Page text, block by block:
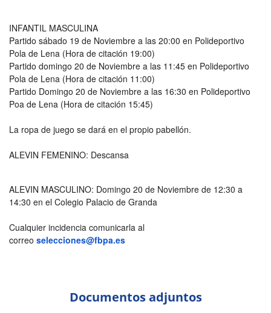
INFANTIL MASCULINA
Partido sábado 19 de Noviembre a las 20:00 en Polideportivo
Pola de Lena (Hora de citación 19:00)
Partido domingo 20 de Noviembre a las 11:45 en Polideportivo
Pola de Lena (Hora de citación 11:00)
Partido Domingo 20 de Noviembre a las 16:30 en Polideportivo
Poa de Lena (Hora de citación 15:45)
La ropa de juego se dará en el propio pabellón.
ALEVIN FEMENINO: Descansa
ALEVIN MASCULINO: Domingo 20 de Noviembre de 12:30 a
14:30 en el Colegio Palacio de Granda
Cualquier incidencia comunicarla al
correo selecciones@fbpa.es
Documentos adjuntos